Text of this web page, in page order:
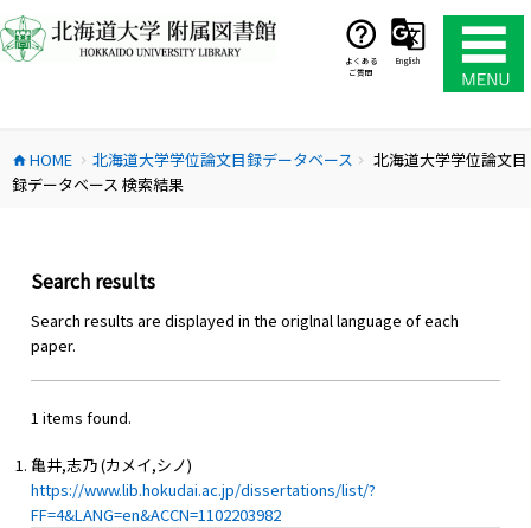
ン
テ
ス
キ
よくある
ご質問
English
home HOME chevron_right 北海道大学学位論文目録データベース chevron_right
北海道大学学位論文目
録データベース 検索結果
Search results
Search results are displayed in the origlnal language of each
paper.
1 items found.
亀井,志乃 (カメイ,シノ)
https://www.lib.hokudai.ac.jp/dissertations/list/?
FF=4&LANG=en&ACCN=1102203982